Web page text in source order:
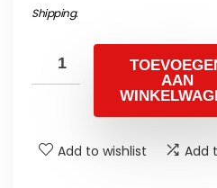
Shipping.
AAN
Add to wishlist Add